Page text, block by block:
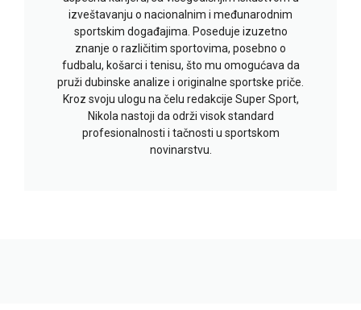
izveštavanju o nacionalnim i međunarodnim
sportskim događajima. Poseduje izuzetno
znanje o različitim sportovima, posebno o
fudbalu, košarci i tenisu, što mu omogućava da
pruži dubinske analize i originalne sportske priče.
Kroz svoju ulogu na čelu redakcije Super Sport,
Nikola nastoji da održi visok standard
profesionalnosti i tačnosti u sportskom
novinarstvu.